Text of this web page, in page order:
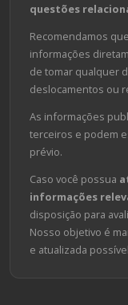
questões
Recomendamos
informações
de tomar qualquer
deslocamentos ou
As informações
terceiros e podem
prévio.
Caso você possua
informações
disposição para
Nosso objetivo é
e atualizada